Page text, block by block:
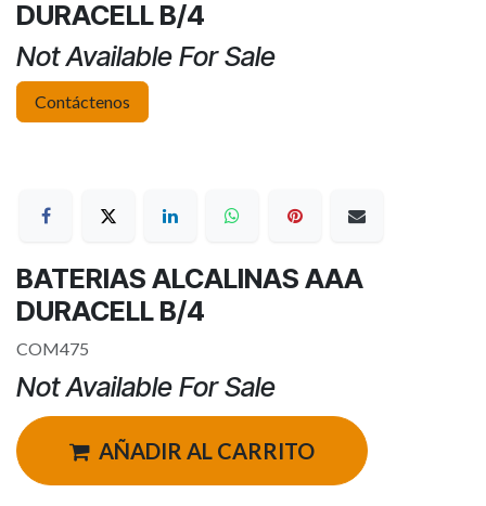
DURACELL B/4
Not Available For Sale
Contáctenos
BATERIAS ALCALINAS AAA
DURACELL B/4
COM475
Not Available For Sale
AÑADIR AL CARRITO